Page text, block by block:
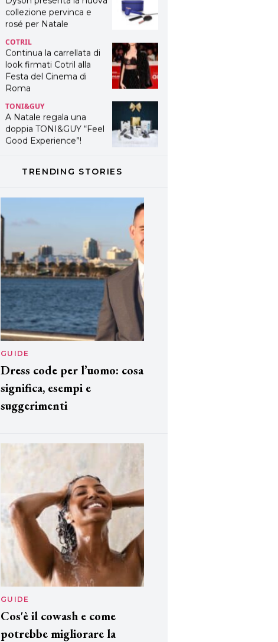
collezione pervinca e
rosé per Natale
COTRIL
Continua la carrellata di
look firmati Cotril alla
Festa del Cinema di
Roma
TONI&GUY
A Natale regala una
doppia TONI&GUY “Feel
Good Experience”!
LABEL.M lancia la sua
DAVINES
cofanetti beauty preziosi
per un regalo adatto ad
ogni capello
TRENDING STORIES
GUIDE
Dress code per l’uomo: cosa
significa, esempi e
suggerimenti
GUIDE
Cos'è il cowash e come
potrebbe migliorare la